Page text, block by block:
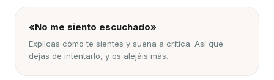
«No me siento escuchado»
Explicas cómo te sientes y suena a crítica. Así que
dejas de intentarlo, y os alejáis más.